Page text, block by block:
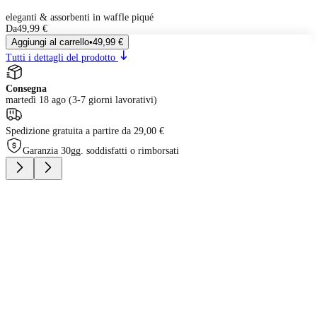
eleganti & assorbenti in waffle piqué
Da49,99 €
Aggiungi al carrello•49,99 €
Tutti i dettagli del prodotto
Consegna
martedì 18 ago (3-7 giorni lavorativi)
Spedizione gratuita a partire da 29,00 €
Garanzia 30gg. soddisfatti o rimborsati